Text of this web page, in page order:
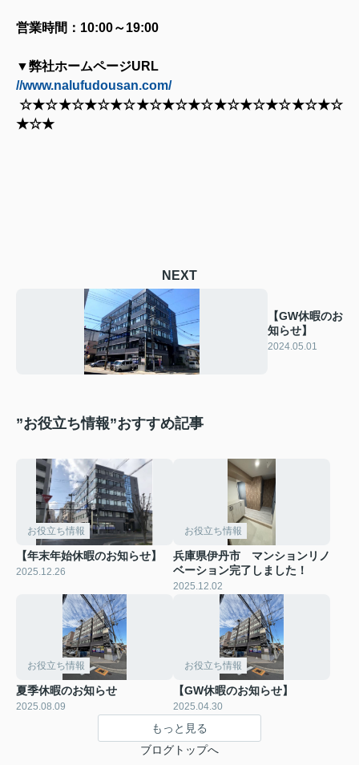
営業時間： 10:00～19:00
▼弊社ホームページURL
//www.nalufudousan.com/
☆★☆★☆★☆★☆★☆★☆★☆★☆★☆★☆★☆★☆
★☆★
NEXT
【GW休暇のお
知らせ】
2024.05.01
”お役立ち情報”おすすめ記事
お役立ち情報
【年末年始休暇のお知らせ】
2025.12.26
お役立ち情報
兵庫県伊丹市 マンションリノ
ベーション完了しました！
2025.12.02
お役立ち情報
夏季休暇のお知らせ
2025.08.09
お役立ち情報
【GW休暇のお知らせ】
2025.04.30
もっと見る
ブログトップへ